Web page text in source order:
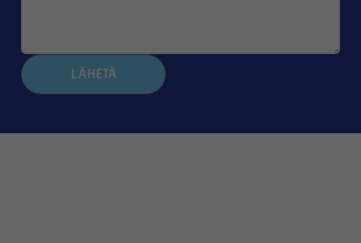
LÄHETÄ